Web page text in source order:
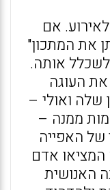
אם
את המתכון"
אותה.
העוגה
שלה ואולי –
ממנה –
של האפייה
אדם
האנושית